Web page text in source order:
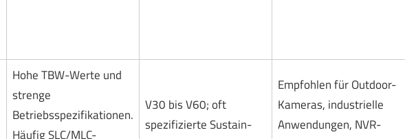
Hohe TBW-Werte und
strenge
Betriebsspezifikationen.
Häufig SLC/MLC-
V30 bis V60; oft
spezifizierte Sustain-
Empfohlen für Outdoor-
Kameras, industrielle
Anwendungen, NVR-